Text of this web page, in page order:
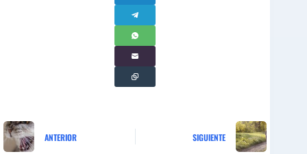
ANTERIOR SIGUIENTE